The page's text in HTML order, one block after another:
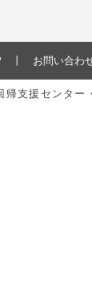
お問い合わ
支援センター